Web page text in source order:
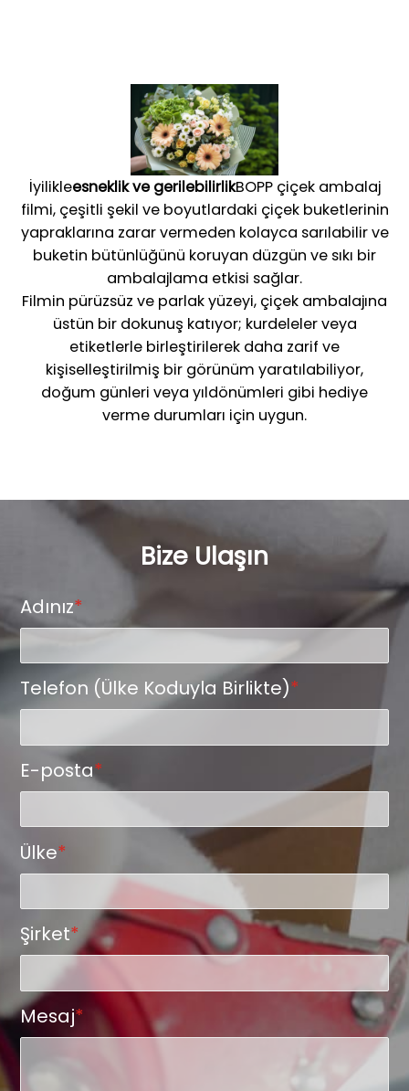
İyilikleesneklik ve gerilebilirlikBOPP çiçek ambalaj
filmi, çeşitli şekil ve boyutlardaki çiçek buketlerinin
yapraklarına zarar vermeden kolayca sarılabilir ve
buketin bütünlüğünü koruyan düzgün ve sıkı bir
ambalajlama etkisi sağlar.
Filmin pürüzsüz ve parlak yüzeyi, çiçek ambalajına
üstün bir dokunuş katıyor; kurdeleler veya
etiketlerle birleştirilerek daha zarif ve
kişiselleştirilmiş bir görünüm yaratılabiliyor,
doğum günleri veya yıldönümleri gibi hediye
verme durumları için uygun.
Bize Ulaşın
Adınız*
Telefon (Ülke Koduyla Birlikte)*
E-posta*
Ülke*
Şirket*
Mesaj*